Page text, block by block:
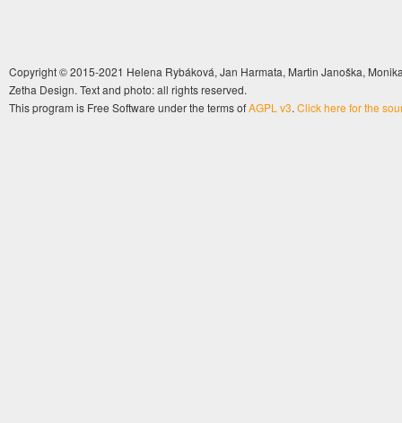
Copyright © 2015-2021 Helena Rybáková, Jan Harmata, Martin Janoška,
Zetha Design. Text and photo: all rights reserved.
This program is Free Software under the terms ofAGPL v3. Click here for the